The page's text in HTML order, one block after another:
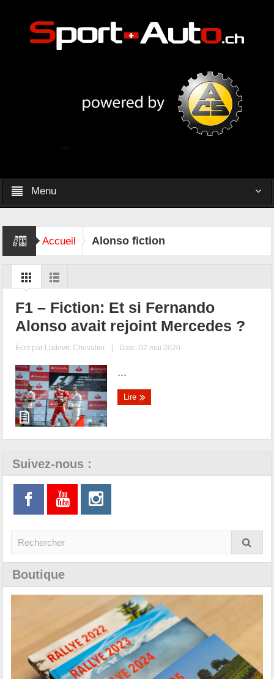
Menu
Accueil Alonso fiction
F1 – Fiction: Et si Fernando
Alonso avait rejoint Mercedes ?
Écrit par Ludovic Chevalier | Date: 02 mai 2020
...
Lire
Suivez-nous :
Boutique